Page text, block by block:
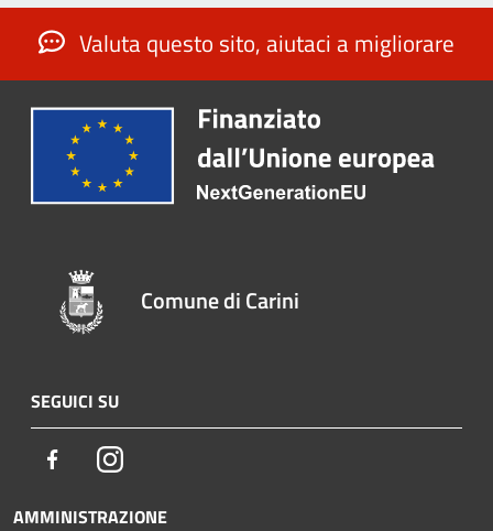
Valuta questo sito, aiutaci a migliorare
Comune di Carini
SEGUICI SU
FacebookInstagram
AMMINISTRAZIONE